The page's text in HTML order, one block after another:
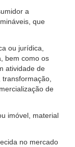
a
que
ou jurídica,
bem como os
atividade de
transformação,
de
imóvel, material
no mercado